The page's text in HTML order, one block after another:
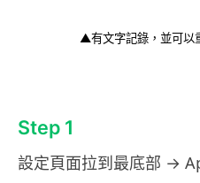
▲有文字記錄，並可以
Step 1
設定頁面拉到最底部 →